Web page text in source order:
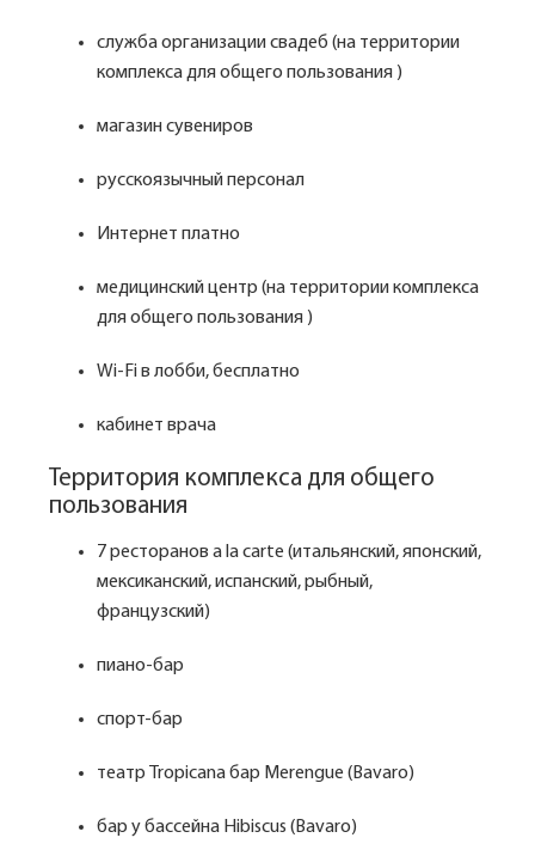
служба организации свадеб (на территории
комплекса для общего пользования )
магазин сувениров
русскоязычный персонал
Интернет платно
медицинский центр (на территории комплекса
для общего пользования )
Wi-Fi в лобби, бесплатно
кабинет врача
Территория комплекса для общего
пользования
7 ресторанов a la carte (итальянский, японский,
мексиканский, испанский, рыбный,
французский)
пиано-бар
спорт-бар
театр Tropicana бар Merengue (Bavaro)
бар у бассейна Hibiscus (Bavaro)